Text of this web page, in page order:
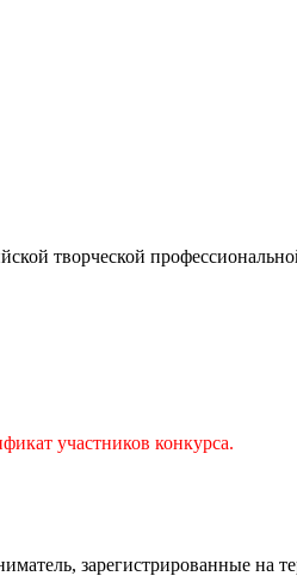
творческой
участников конкурса.
зарегистрированные на